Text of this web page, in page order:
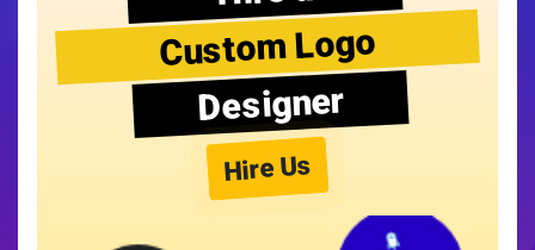
Custom Logo
Designer
Hire Us